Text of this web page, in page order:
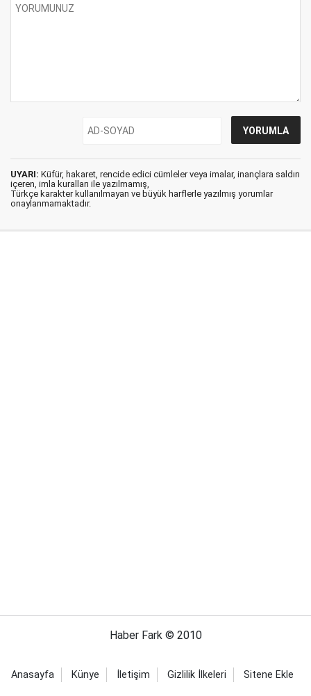
UYARI: Küfür, hakaret, rencide edici cümleler veya imalar, inançlara saldırı
içeren, imla kuralları ile yazılmamış,
Türkçe karakter kullanılmayan ve büyük harflerle yazılmış yorumlar
onaylanmamaktadır.
Haber Fark © 2010
Anasayfa Künye İletişim Gizlilik İlkeleri Sitene Ekle